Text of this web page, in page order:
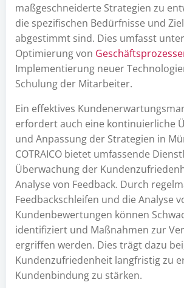
maßgeschneiderte Strategien zu
die spezifischen Bedürfnisse und
abgestimmt sind. Dies umfasst
Optimierung von
Implementierung neuer
Schulung der Mitarbeiter.
Ein effektives
erfordert auch eine kontinuierliche
und Anpassung der Strategien in
COTRAICO bietet umfassende
Überwachung der
Analyse von Feedback. Durch
Feedbackschleifen und die Analyse
Kundenbewertungen können
identifiziert und Maßnahmen zur
ergriffen werden. Dies trägt dazu
Kundenzufriedenheit langfristig zu
Kundenbindung zu stärken.